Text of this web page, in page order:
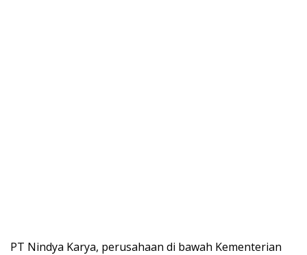
PT Nindya Karya, perusahaan di bawah Kementerian